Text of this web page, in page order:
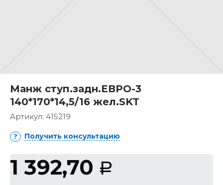
Манж ступ.задн.ЕВРО-3
140*170*14,5/16 жел.SKT
Артикул: 415219
Получить консультацию
1 392,70 Р